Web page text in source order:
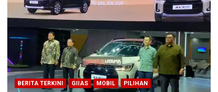
BERITA TERKINI GIIAS MOBIL PILIHAN